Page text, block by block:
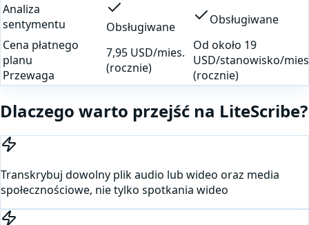
Analiza
sentymentu
Obsługiwane
Obsługiwane
Cena płatnego
planu
Przewaga
7,95 USD/mies.
(rocznie)
Od około 19
USD/stanowisko/
(rocznie)
Dlaczego warto przejść na LiteScribe?
Transkrybuj dowolny plik audio lub wideo oraz media
społecznościowe, nie tylko spotkania wideo